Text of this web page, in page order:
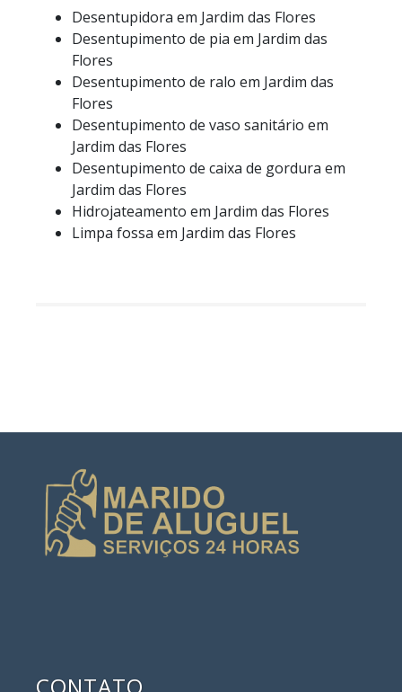
Desentupidora em Jardim das Flores
Desentupimento de pia em Jardim das
Flores
Desentupimento de ralo em Jardim das
Flores
Desentupimento de vaso sanitário em
Jardim das Flores
Desentupimento de caixa de gordura em
Jardim das Flores
Hidrojateamento em Jardim das Flores
Limpa fossa em Jardim das Flores